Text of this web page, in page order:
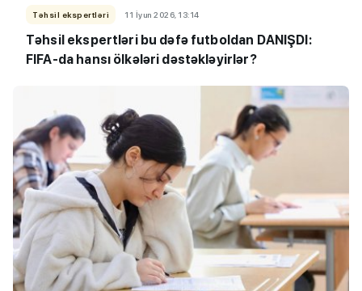
Təhsil ekspertləri 11 İyun 2026, 13:14
Təhsil ekspertləri bu dəfə futboldan DANIŞDI:
FIFA-da hansı ölkələri dəstəkləyirlər?